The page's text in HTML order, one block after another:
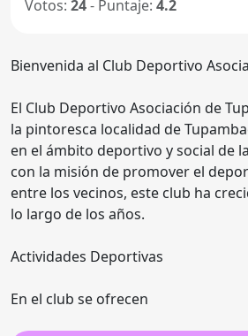
Votos: 24- Puntaje: 4.2
Bienvenida al Club Deportivo
El Club Deportivo Asociación de
la pintoresca localidad de
en el ámbito deportivo y social de
con la misión de promover el
entre los vecinos, este club ha
lo largo de los años.
Actividades Deportivas
En el club se ofrecen